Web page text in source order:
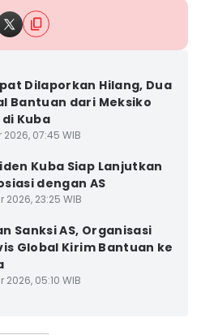
Dilaporkan Hilang, Dua
Bantuan dari Meksiko
Kuba
2026, 07:45 WIB
Kuba Siap Lanjutkan
dengan AS
2026, 23:25 WIB
Sanksi AS, Organisasi
Global Kirim Bantuan ke
2026, 05:10 WIB